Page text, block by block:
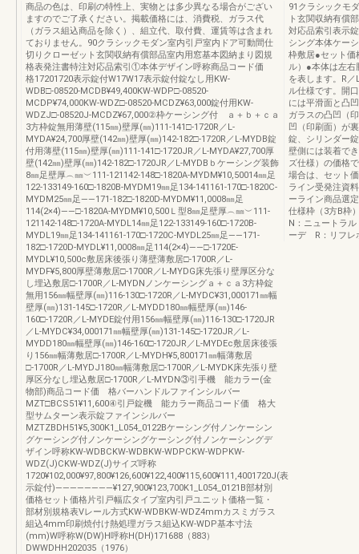
商品の色は、印刷の特性上、実物とは多少異なる場合がござい
ますのでご了承ください。掲載価格には、消費税、ガラス代
（ガラス組込商品を除く）、組立代、取付費、運賃等は含まれ
ておりません。90クラシックモダン室内引戸室内ドア可動間仕
切りクローゼット玄関収納有償部品室内用窓基本図納まり図規
格表発注書特注対応品索引①本体デザイン呼称商品コード価
格17201720表示錠付W17W17表示錠付錠なし用KW-
WDB□-08520-MCDB¥49,400KW-WDP□-08520-
MCDP¥74,000KW-WDZ□-08520-MCDZ¥63,000錠付用KW-
WDZJ□-08520J-MCDZ¥67,000②枠ケーシング付 ａ＋ｂ＋ｃａ
3方枠錠無用薄壁(115㎜)壁厚(㎜)111-141□-1720R／L-
MYDA¥24,700厚壁(142㎜)壁厚(㎜)142-182□-1720R／L-MYDB錠
付用薄壁(115㎜)壁厚(㎜)111-141□-1720JR／L-MYDA¥27,700厚
壁(142㎜)壁厚(㎜)142-182□-1720JR／L-MYDBｂケーシング装飾
8㎜足壁厚︵㎜︶111-121142-148□-1820A-MYDM¥10,50014㎜足
122-133149-160□-1820B-MYDM19㎜足134-141161-170□-1820C-
MYDM25㎜足――171-182□-1820D-MYDM¥11,0008㎜足
114(2×4)――□-1820A-MYDM¥10,500Ｌ型8㎜足壁厚︵㎜︶111-
121142-148□-1720A-MYDL14㎜足122-133149-160□-1720B-
MYDL19㎜足134-141161-170□-1720C-MYDL25㎜足――171-
182□-1720D-MYDL¥11,0008㎜足114(2×4)――□-1720E-
MYDL¥10,500c敷居床後張り薄壁薄敷居□-1700R／L-
MYDF¥5,800厚壁薄敷居□-1700R／L-MYDG床先張り壁厚区分な
し埋込敷居□-1700R／L-MYDNノンケーシングａ＋ｃａ3方枠錠
無用156㎜幅壁厚(㎜)116-130□-1720R／L-MYDC¥31,000171㎜幅
壁厚(㎜)131-145□-1720R／L-MYDD180㎜幅壁厚(㎜)146-
160□-1720R／L-MYDE錠付用156㎜幅壁厚(㎜)116-130□-1720JR
／L-MYDC¥34,000171㎜幅壁厚(㎜)131-145□-1720JR／L-
MYDD180㎜幅壁厚(㎜)146-160□-1720JR／L-MYDEc敷居床後張
り156㎜幅薄敷居□-1700R／L-MYDH¥5,800171㎜幅薄敷居
□-1700R／L-MYDJ180㎜幅薄敷居□-1700R／L-MYDK床先張り壁
厚区分なし埋込敷居□-1700R／L-MYDN③引手機 能カラー(金
物部)商品コード価 格バーハンドルファインシルバー
MZT□BCS51¥11,600④引戸錠機 能カラー商品コード価 格大
型サムターン表示錠ファインシルバー
MZTZBDH51¥5,300K1_L054_0122Bケーシング付ノンケーシン
グケーシング付ノンケーシングケーシング付ノンケーシングデ
ザイン呼称KW-WDBCKW-WDBKW-WDPCKW-WDPKW-
WDZ(J)CKW-WDZ(J)サイズ呼称
1720¥102,000¥97,800¥126,600¥122,400¥115,600¥111,4001720J(表
示錠付)――――――――¥127,900¥123,700K1_L054_0121B部材別
価格セット価格片引戸幅広タイプ室内引戸ユニット価格一覧・
部材別規格表Vレール方式KW-WDBKW-WDZ4mmカスミガラス
組込4mm印刷焼付け熱処理ガラス組込KW-WDP基本寸法
(mm)W呼称W(DW)H呼称H(DH)171688（883）
DWWDHH202035（1976）
91クラシックモ
ト玄関収納有償
対応品索引表示
シング本体ケー
枠敷居●セット価
ル）●本体は左右
を表します。R
ル仕様です。開
には平滑面と凸
ガラスの凸凹（
凹（印刷面）が
錠、シリンダー
壁側には装着で
ズ仕様）の価格
場合は、セット
ライン受発注資
ーライン商品選
仕様枠（3方B枠
N：ニュートラ
ーデ R：リフレ